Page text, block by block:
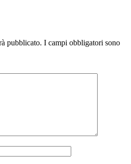
pubblicato. I campi obbligatori sono